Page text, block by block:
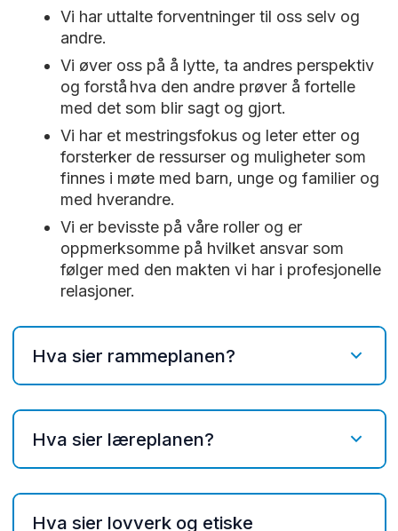
Vi har uttalte forventninger til oss selv og
andre.
Vi øver oss på å lytte, ta andres perspektiv
og forstå hva den andre prøver å fortelle
med det som blir sagt og gjort.
Vi har et mestringsfokus og leter etter og
forsterker de ressurser og muligheter som
finnes i møte med barn, unge og familier og
med hverandre.
Vi er bevisste på våre roller og er
oppmerksomme på hvilket ansvar som
følger med den makten vi har i profesjonelle
relasjoner.
Hva sier rammeplanen?
Trygghet og varme:Barnehagen skal
være et trygt og utfordrende sted der
barna kan prøve ut ulike sider ved
samspill, fellesskap og vennskap.
Barna skal få støtte i å mestre
motgang, håndtere utfordringer og bli
Hva sier læreplanen?
Respekt og menneskeverd:
Opplæringen skal bygge på respekt
Hva sier lovverk og etiske